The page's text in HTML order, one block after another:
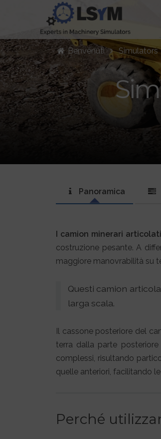
Benvenuti Simulators
Panoramica
I camion minerari articolati
costruzione pesante. A
maggiore manovrabilità su
Questi camion
larga scala.
Il cassone posteriore del
terra dalla parte
complessi, risultando
quelle anteriori, facilitando
Perché